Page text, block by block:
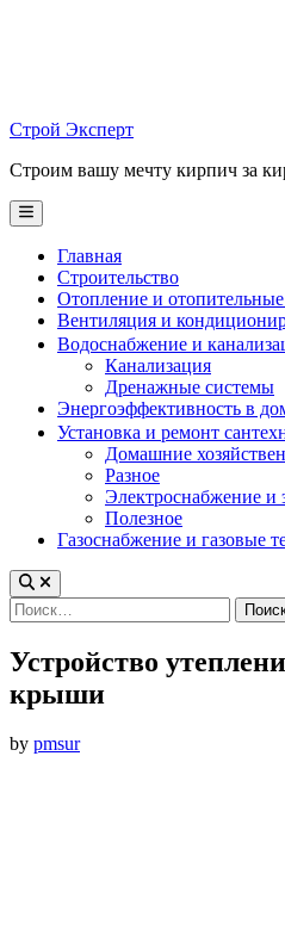
Строй Эксперт
Строим вашу мечту кирпич за
Main
Menu
Главная
Строительство
Отопление и
Вентиляция и
Водоснабжение и
Канализация
Дренажные системы
Энергоэффективность в
Установка и ремонт
Домашние
Разное
Электроснабжение и
Полезное
Газоснабжение и газовые
Найти:
Устройство
крыши
by pmsur